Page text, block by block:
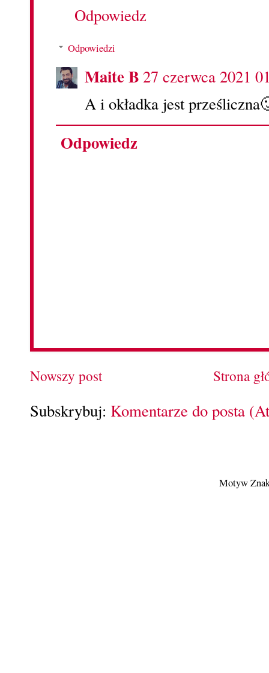
Odpowiedz
Odpowiedzi
Maite B 27 czerwca 2021
A i okładka jest
Odpowiedz
Nowszy post Strona
Subskrybuj: Komentarze do posta
Motyw